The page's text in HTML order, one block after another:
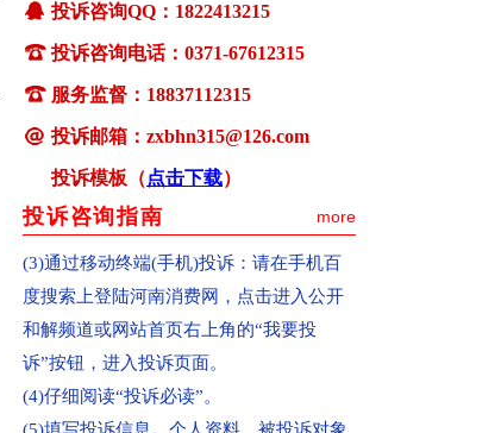
投诉咨询QQ：1822413215
投诉咨询电话：0371-67612315
服务监督：18837112315
投诉邮箱：zxbhn315@126.com
投诉模板（点击下载）
投诉咨询指南 more
(1)通过pc终端(电脑)和移动终端(手机)都可
以向河南消费网适时投诉。
(www.hnxfw.org.cn)，点击进入公开和解频
道或网站首页右上角的“我要投诉”按钮，
进入投诉页面。
度搜索上登陆河南消费网，点击进入公开
和解频道或网站首页右上角的“我要投
(5)填写投诉信息。个人资料、被投诉对象